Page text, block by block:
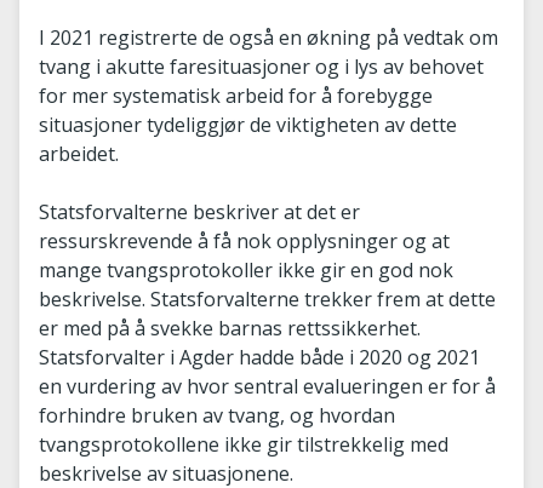
I 2021 registrerte de også en økning på vedtak om
tvang i akutte faresituasjoner og i lys av behovet
for mer systematisk arbeid for å forebygge
situasjoner tydeliggjør de viktigheten av dette
arbeidet.
Statsforvalterne beskriver at det er
ressurskrevende å få nok opplysninger og at
mange tvangsprotokoller ikke gir en god nok
beskrivelse. Statsforvalterne trekker frem at dette
er med på å svekke barnas rettssikkerhet.
Statsforvalter i Agder hadde både i 2020 og 2021
en vurdering av hvor sentral evalueringen er for å
forhindre bruken av tvang, og hvordan
tvangsprotokollene ikke gir tilstrekkelig med
beskrivelse av situasjonene.